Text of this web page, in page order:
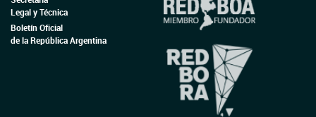
Legal y Técnica
Boletín Oficial
de la República Argentina